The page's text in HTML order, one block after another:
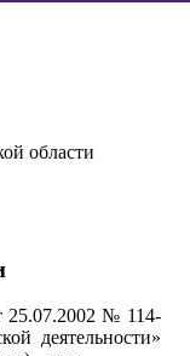
области
25.07.2002 № 114-
деятельности»